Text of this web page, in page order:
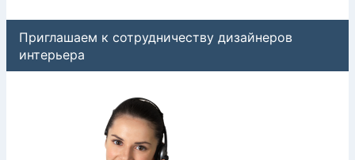
Приглашаем к сотрудничеству дизайнеров
интерьера